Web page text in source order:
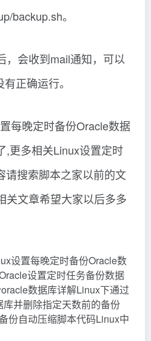
backup.sh。
，会收到mail通知，可以
正确运行。
每晚定时备份Oracle数据
,更多相关Linux设置定时
请搜索脚本之家以前的文
关文章希望大家以后多多
设置每晚定时备份Oracle数
设置定时任务备份数据
数据库详解Linux下通过
并删除指定天数前的备份
份自动压缩脚本代码Linux中